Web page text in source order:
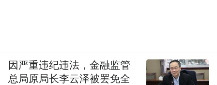
因严重违纪违法，金融监管
总局原局长李云泽被罢免全